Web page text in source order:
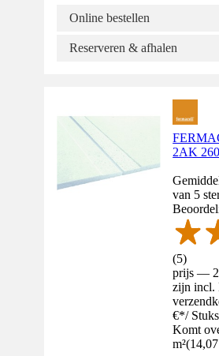
Online bestellen
Reserveren & afhalen
2AK
van 5
(5)
prijs —
zijn incl.
€*/ Stuks
Komt
m²(